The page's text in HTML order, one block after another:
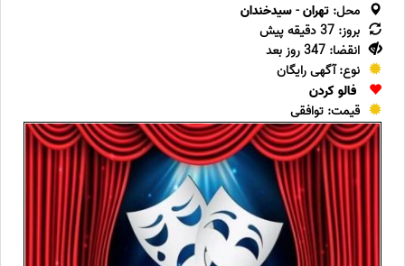
محل: تهران-سیدخندان
بروز: 37 دقیقه پیش
انقضا: 347 روز بعد
نوع: آگهی رایگان
فالو کردن
قیمت: توافقی